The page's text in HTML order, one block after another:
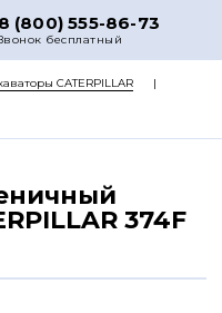
8 (800) 555-86-73
бесплатный
CATERPILLAR
374F